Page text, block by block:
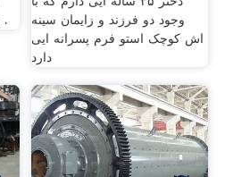
مبحث کاملا متفاوت می باشند .
وجود دو فرزند و زایمان سینه
اش کوچک استو فرم پسرانه ایی
دارد